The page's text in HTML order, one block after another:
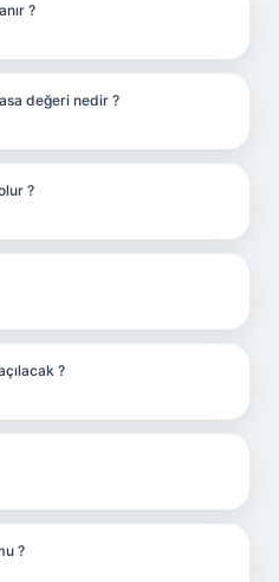
?
değeri nedir ?
?
?
?